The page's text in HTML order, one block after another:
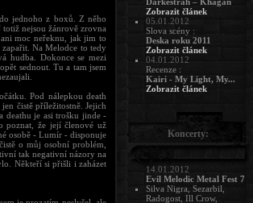
do jednoho z boxů. Z něho
nejsou žánrově zrovna
moc neřeknu, jak jim to
Na Melodce to tedy
hudba. Dokonce se mezi
sednout. Tu a tam jsem
Pod nálepkou death
čistě příležitostně. Jejich
deathu je asi trošku jinde -
poznat, že její členové už
osobě - Lumír - disponuje
o můj osobní problém,
tak negativní názory na
Někteří si přišli i zaházet
Zobrazit článek
05.01.2012
Slova scény :
Deska roku 2011
Zobrazit článek
04.01.2012
Recenze :
Kairi - My Light, My...
Zobrazit článek
Koncerty:
14.01.2012
Evil Melodic Metal Fest 7
Silva Nigra, Sezarbil,
Radogost, Ill Crow,